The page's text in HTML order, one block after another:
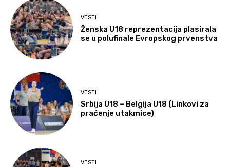
VESTI
Ženska U18 reprezentacija plasirala
se u polufinale Evropskog prvenstva
VESTI
Srbija U18 – Belgija U18 (Linkovi za
praćenje utakmice)
VESTI